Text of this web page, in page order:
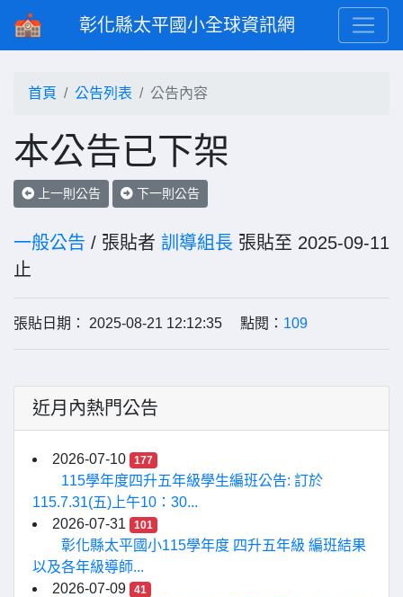
彰化縣太平國小全球資訊網
首頁 公告列表 公告內容
本公告已下架
上一則公告 下一則公告
一般公告 / 張貼者 訓導組長 張貼至 2025-09-11
止
張貼日期： 2025-08-21 12:12:35 點閱： 109
近月內熱門公告
2026-07-10 177
115學年度四升五年級學生編班公告: 訂於
115.7.31(五)上午10：30...
2026-07-31
101
彰化縣太平國小115學年度 四升五年級 編班結果
以及各年級導師...
2026-07-09
41